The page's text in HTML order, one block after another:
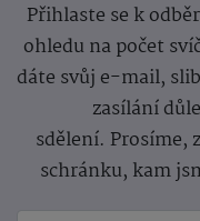
Přihlaste se k
ohledu na počet
dáte svůj e-mail,
zasílání
sdělení. Prosíme,
schránku, kam